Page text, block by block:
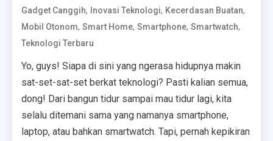
Gadget Canggih, Inovasi Teknologi, Kecerdasan Buatan,
Mobil Otonom,Smart Home,Smartphone,Smartwatch,
Teknologi Terbaru
Yo, guys! Siapa di sini yang ngerasa hidupnya makin
sat-set-sat-set berkat teknologi? Pasti kalian semua,
dong! Dari bangun tidur sampai mau tidur lagi, kita
selalu ditemani sama yang namanya smartphone,
laptop, atau bahkan smartwatch. Tapi, pernah kepikiran